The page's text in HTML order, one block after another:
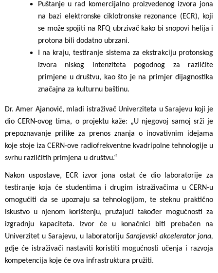
Puštanje u rad komercijalno proizvedenog izvora jona
na bazi elektronske ciklotronske rezonance (ECR), koji
se može spojiti na RFQ ubrzivač kako bi snopovi helija i
protona bili dodatno ubrzani.
I na kraju, testiranje sistema za ekstrakciju protonskog
izvora niskog intenziteta pogodnog za različite
primjene u društvu, kao što je na primjer dijagnostika
značajna za kulturnu baštinu.
Dr. Amer Ajanović, mladi istraživač Univerziteta u Sarajevu koji je
dio CERN-ovog tima, o projektu kaže: „U njegovoj samoj srži je
prepoznavanje prilike za prenos znanja o inovativnim idejama
koje stoje iza CERN-ove radiofrekventne kvadripolne tehnologije u
svrhu različitih primjena u društvu.“
Nakon uspostave, ECR izvor jona ostat će dio laboratorije za
testiranje koja će studentima i drugim istraživačima u CERN-u
omogućiti da se upoznaju sa tehnologijom, te steknu praktično
iskustvo u njenom korištenju, pružajući također mogućnosti za
izgradnju kapaciteta. Izvor će u konačnici biti prebačen na
Univerzitet u Sarajevu, u laboratoriju Sarajevski akcelerator jona,
gdje će istraživači nastaviti koristiti mogućnosti učenja i razvoja
kompetencija koje će ova infrastruktura pružiti.